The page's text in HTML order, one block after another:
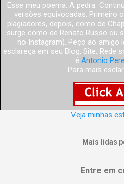
Esse meu poema: A pedra.
versões equivocadas: Primeiro
plagiadores, depois, como de
surge como de Renato Russo ou
no Instagram). Peço ao amigo
esclareça em seu Blog, Site, Rede
é Antonio
Para mais
Veja minhas
Mais lidas
Entre em